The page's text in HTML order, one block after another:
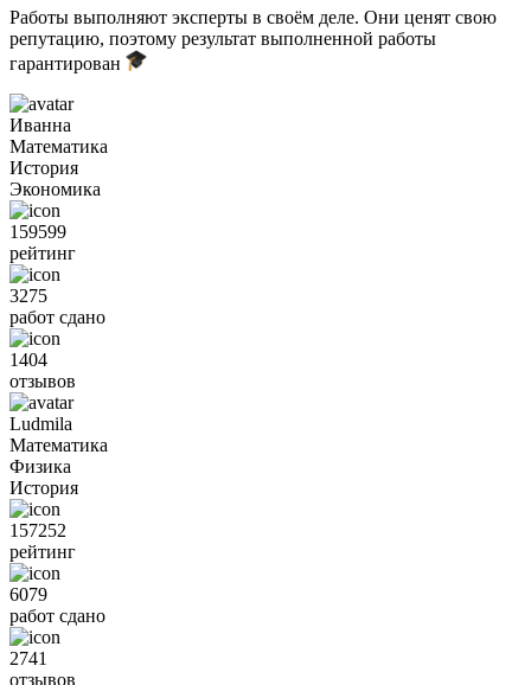
Работы выполняют эксперты в своём деле. Они ценят свою
репутацию, поэтому результат выполненной работы
гарантирован
Иванна
Математика
История
Экономика
159599
рейтинг
3275
работ сдано
1404
отзывов
Ludmila
Математика
Физика
История
157252
рейтинг
6079
работ сдано
2741
отзывов